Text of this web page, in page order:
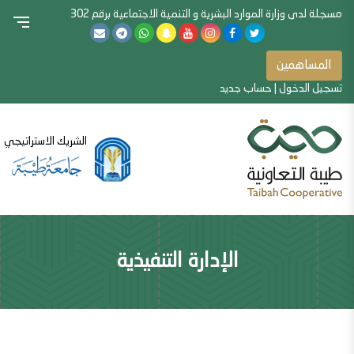
مسجلة لدى وزارة الموارد البشرية و التنمية الاجتماعية برقم 302
المساهمين
تسجيل الدخول حساب جديد
الشريك الاستراتيجي
الإدارة التنفيذية